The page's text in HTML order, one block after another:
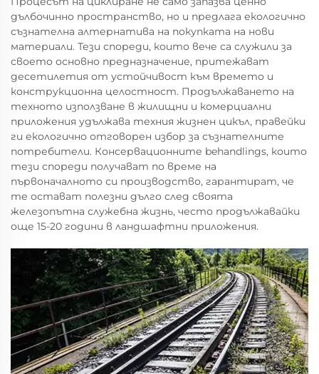
дълбочинно пространство, но и предлага екологично
съзнателна алтернатива на покупката на нови
материали. Тези спореди, които вече са служили за
своето основно предназначение, притежават
десетилетия от устойчивост към времето и
конструкционна целостност. Продължаването на
техното използване в жилищни и комерциални
приложения удължава техния жизнен цикъл, правейки
ги екологично отговорен избор за съзнателните
потребители. Консервационните behandlings, които
тези спореди получават по време на
първоначалното си производство, гарантират, че
те остават полезни дълго след своята
железопътна служебна жизнь, често продължавайки
още 15-20 години в ландшафтни приложения.